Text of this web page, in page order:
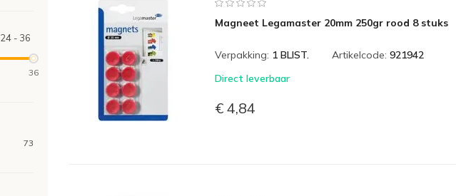
24 - 36
36
73
Magneet Legamaster 20mm 250gr rood 8 stuks
Verpakking: 1 BLIST. Artikelcode: 921942
Direct leverbaar
€ 4,84